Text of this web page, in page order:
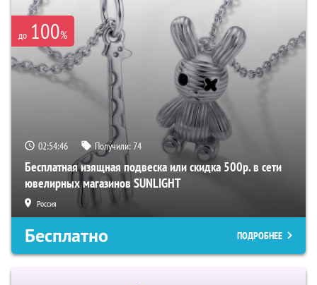
до 100%
02:54:45 Получили:74
Бесплатная изящная подвеска или скидка 500р. в сети
ювелирных магазинов SUNLIGHT
Россия
Бесплатно ПОДРОБНЕЕ